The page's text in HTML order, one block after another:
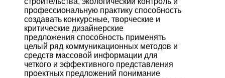
профессиональную практику способность
создавать конкурсные, творческие и
критические дизайнерские
предложения способность применять
целый ряд коммуникационных методов и
средств массовой информации для
четкого и эффективного представления
проектных предложений понимание